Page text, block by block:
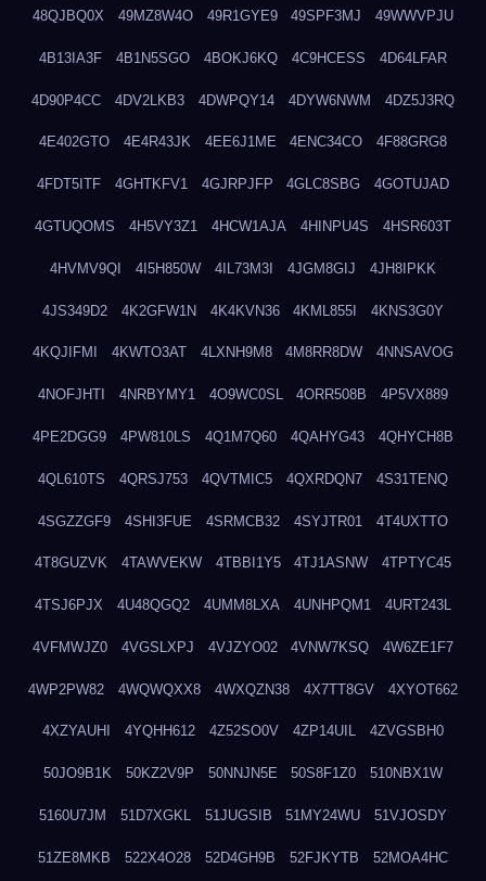
48QJBQ0X 49MZ8W4O 49R1GYE9 49SPF3MJ 49WWVPJU
4B13IA3F 4B1N5SGO 4BOKJ6KQ 4C9HCESS 4D64LFAR
4D90P4CC 4DV2LKB3 4DWPQY14 4DYW6NWM 4DZ5J3RQ
4E402GTO 4E4R43JK 4EE6J1ME 4ENC34CO 4F88GRG8
4FDT5ITF 4GHTKFV1 4GJRPJFP 4GLC8SBG 4GOTUJAD
4GTUQOMS 4H5VY3Z1 4HCW1AJA 4HINPU4S 4HSR603T
4HVMV9QI 4I5H850W 4IL73M3I 4JGM8GIJ 4JH8IPKK
4JS349D2 4K2GFW1N 4K4KVN36 4KML855I 4KNS3G0Y
4KQJIFMI 4KWTO3AT 4LXNH9M8 4M8RR8DW 4NNSAVOG
4NOFJHTI 4NRBYMY1 4O9WC0SL 4ORR508B 4P5VX889
4PE2DGG9 4PW810LS 4Q1M7Q60 4QAHYG43 4QHYCH8B
4QL610TS 4QRSJ753 4QVTMIC5 4QXRDQN7 4S31TENQ
4SGZZGF9 4SHI3FUE 4SRMCB32 4SYJTR01 4T4UXTTO
4T8GUZVK 4TAWVEKW 4TBBI1Y5 4TJ1ASNW 4TPTYC45
4TSJ6PJX 4U48QGQ2 4UMM8LXA 4UNHPQM1 4URT243L
4VFMWJZ0 4VGSLXPJ 4VJZYO02 4VNW7KSQ 4W6ZE1F7
4WP2PW82 4WQWQXX8 4WXQZN38 4X7TT8GV 4XYOT662
4XZYAUHI 4YQHH612 4Z52SO0V 4ZP14UIL 4ZVGSBH0
50JO9B1K 50KZ2V9P 50NNJN5E 50S8F1Z0 510NBX1W
5160U7JM 51D7XGKL 51JUGSIB 51MY24WU 51VJOSDY
51ZE8MKB 522X4O28 52D4GH9B 52FJKYTB 52MOA4HC